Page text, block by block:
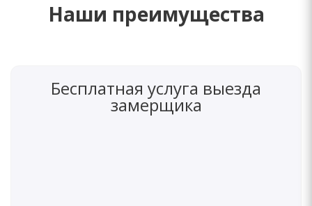
Наши преимущества
Бесплатная услуга выезда
замерщика